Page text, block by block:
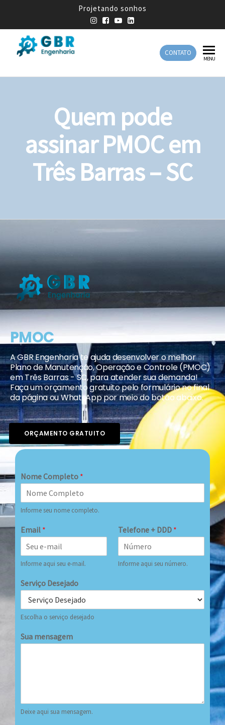
Projetando sonhos
Engenharia
Engenharia
CONTATO
MENU
Quem pode
assinar PMOC em
Três Barras – SC
PMOC
A GBR Engenharia te ajuda desenvolver o melhor
Plano de Manutenção, Operação e Controle (PMOC)
em Três Barras - SC, para atender sua demanda!
Faça um orçamento gratuito pelo formulário no final
da página ou WhatsApp por meio do botão abaixo.
ORÇAMENTO GRATUITO
Nome Completo *
Informe seu nome completo.
Email *
Informe aqui seu e-mail.
Telefone + DDD *
Informe aqui seu número.
Serviço Desejado
Escolha o serviço desejado
Sua mensagem
Deixe aqui sua mensagem.